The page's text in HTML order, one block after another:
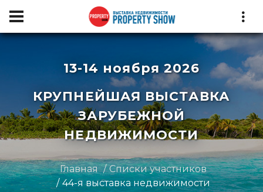
13-14 ноября 2026
КРУПНЕЙШАЯ ВЫСТАВКА
ЗАРУБЕЖНОЙ
НЕДВИЖИМОСТИ
Главная
Списки участников
44-я выставка недвижимости